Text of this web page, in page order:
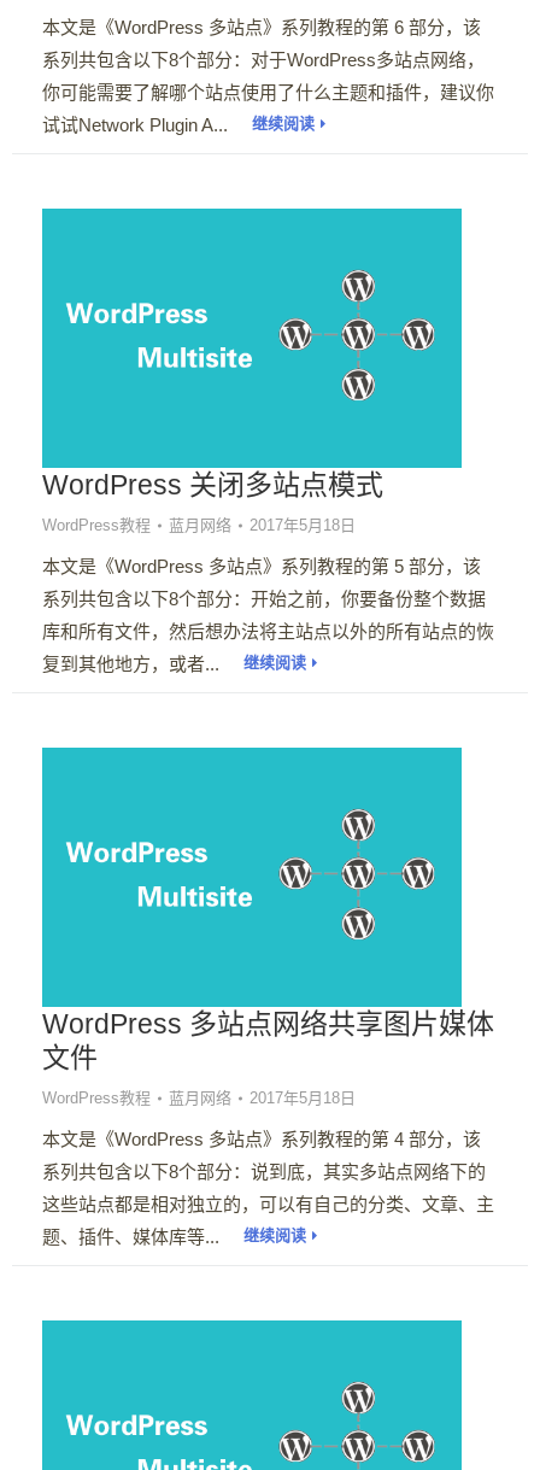
本文是《WordPress 多站点》系列教程的第 6 部分，该
系列共包含以下8个部分：对于WordPress多站点网络，
你可能需要了解哪个站点使用了什么主题和插件，建议你
试试Network Plugin A...
继续阅读
WordPress 关闭多站点模式
WordPress教程 蓝月网络 2017年5月18日
本文是《WordPress 多站点》系列教程的第 5 部分，该
系列共包含以下8个部分：开始之前，你要备份整个数据
库和所有文件，然后想办法将主站点以外的所有站点的恢
复到其他地方，或者...
继续阅读
WordPress 多站点网络共享图片媒体
文件
WordPress教程 蓝月网络 2017年5月18日
本文是《WordPress 多站点》系列教程的第 4 部分，该
系列共包含以下8个部分：说到底，其实多站点网络下的
这些站点都是相对独立的，可以有自己的分类、文章、主
题、插件、媒体库等...
继续阅读